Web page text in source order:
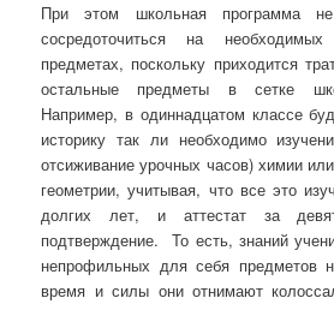
При этом школьная программа не
сосредоточиться на
предметах, поскольку приходится
остальные предметы в сетке
Например, в одиннадцатом классе
историку так ли необходимо
отсиживание урочных часов) химии
геометрии, учитывая, что все это
долгих лет, и аттестат за
подтверждение. То есть, знаний
непрофильных для себя предметов
время и силы они отнимают